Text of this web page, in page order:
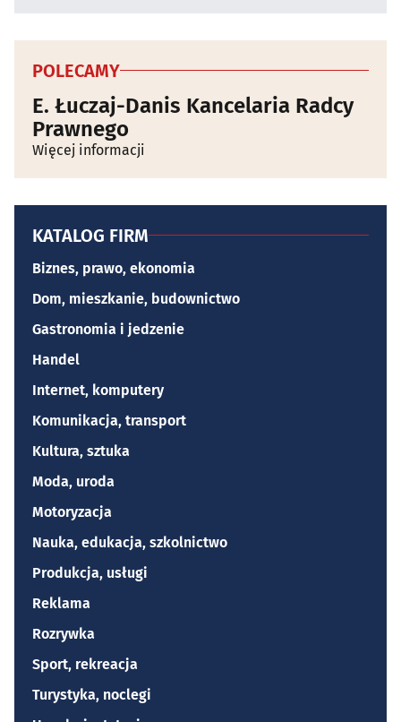
POLECAMY
E. Łuczaj-Danis Kancelaria Radcy
Prawnego
Więcej informacji
KATALOG FIRM
Biznes, prawo, ekonomia
Dom, mieszkanie, budownictwo
Gastronomia i jedzenie
Handel
Internet, komputery
Komunikacja, transport
Kultura, sztuka
Moda, uroda
Motoryzacja
Nauka, edukacja, szkolnictwo
Produkcja, usługi
Reklama
Rozrywka
Sport, rekreacja
Turystyka, noclegi